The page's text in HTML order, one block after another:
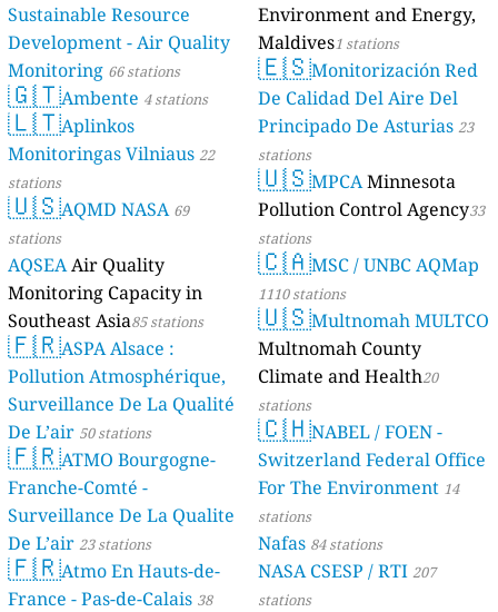
Sustainable Resource
Development - Air Quality
Monitoring 66 stations
🇬🇹Ambente 4 stations
🇱🇹Aplinkos
Monitoringas Vilniaus 22
stations
🇺🇸AQMD NASA 69
stations
AQSEAAir Quality
Monitoring Capacity in
Southeast Asia85 stations
🇫🇷ASPA Alsace :
Pollution Atmosphérique,
Surveillance De La Qualité
De L’air 50 stations
🇫🇷ATMO Bourgogne-
Franche-Comté -
Surveillance De La Qualite
De L’air 23 stations
🇫🇷Atmo En Hauts-de-
France - Pas-de-Calais 38
Environment and Energy,
Maldives1 stations
🇪🇸Monitorización Red
De Calidad Del Aire Del
Principado De Asturias 23
stations
🇺🇸MPCAMinnesota
Pollution Control Agency33
stations
🇨🇦MSC / UNBC AQMap
1110 stations
🇺🇸Multnomah MULTCO
Multnomah County
Climate and Health20
stations
🇨🇭NABEL / FOEN -
Switzerland Federal Office
For The Environment 14
stations
Nafas 84 stations
NASA CSESP / RTI 207
stations